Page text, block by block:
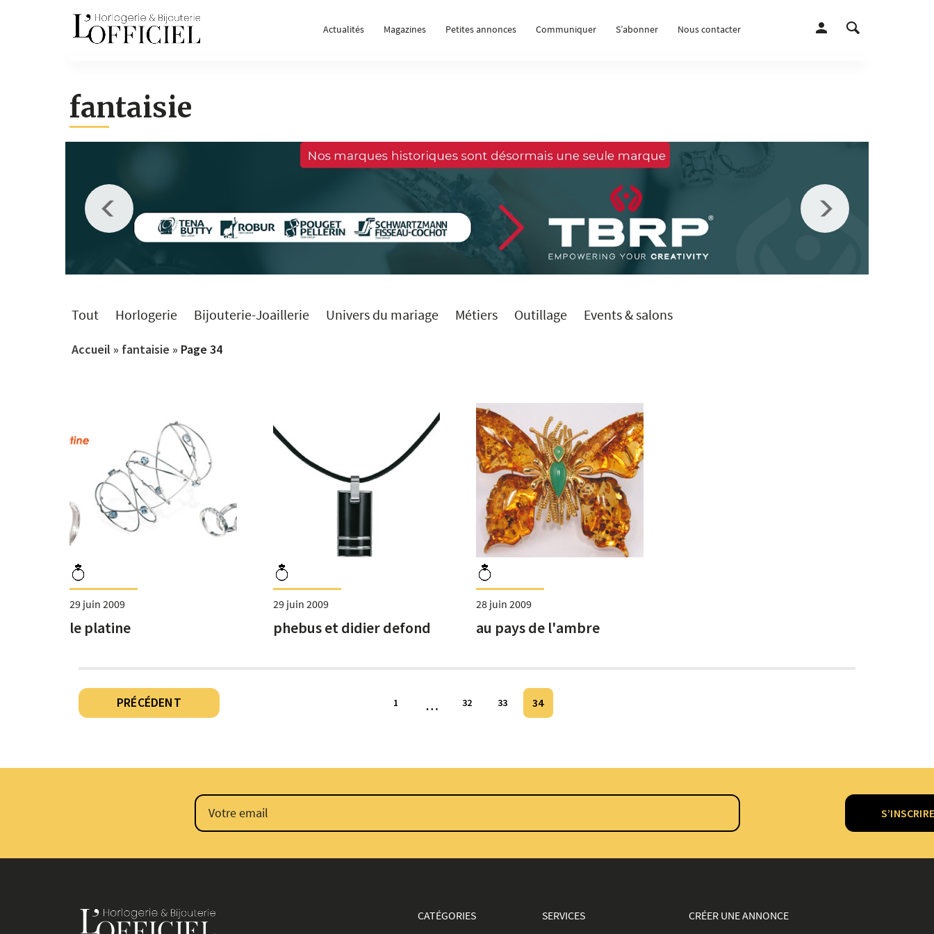
Actualités Magazines Petites annonces Communiquer S’abonner Nous contacter
fantaisie
Tout Horlogerie Bijouterie-Joaillerie Univers du mariage Métiers Outillage Events & salons
Accueil » fantaisie » Page 34
29 juin 2009
le platine
29 juin 2009
phebus et didier defond
28 juin 2009
au pays de l'ambre
Pagination
PRÉCÉDENT 1 … 32 33 34
CATÉGORIES SERVICES CRÉER UNE ANNONCE